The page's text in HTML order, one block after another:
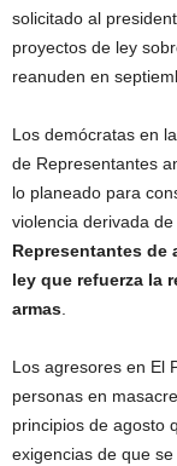
solicitado al
proyectos de ley
reanuden en
Los demócratas en
de Representantes
lo planeado para
violencia derivada
Representantes de
ley que refuerza la
armas
Los agresores en El
personas en
principios de agosto
exigencias de que